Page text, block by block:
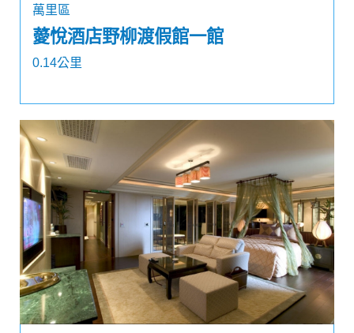
萬里區
薆悅酒店野柳渡假館一館
0.14公里